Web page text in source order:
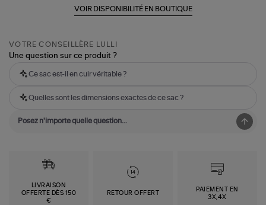
VOIR DISPONIBILITÉ EN BOUTIQUE
VOTRE CONSEILLÈRE LULLI
Une question sur ce produit ?
Ce sac est-il en cuir véritable ?
Quelles sont les dimensions exactes de ce sac ?
LIVRAISON
OFFERTE DÈS 150
€
RETOUR OFFERT
PAIEMENT EN
3X,4X